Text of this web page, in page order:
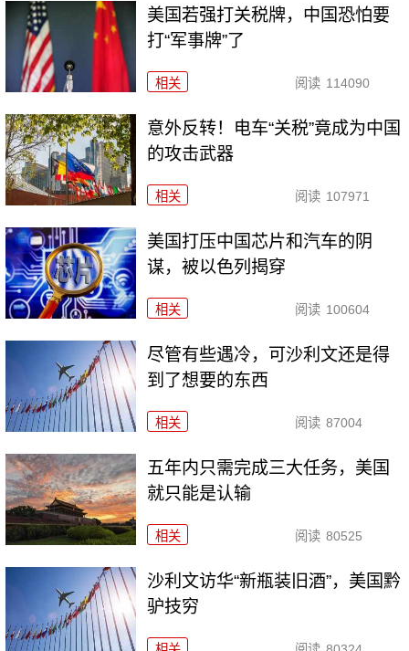
美国若强打关税牌，中国恐怕要
打“军事牌”了
相关 阅读 114090
意外反转！电车“关税”竟成为中国
的攻击武器
相关 阅读 107971
美国打压中国芯片和汽车的阴
谋，被以色列揭穿
相关 阅读 100604
尽管有些遇冷，可沙利文还是得
到了想要的东西
相关 阅读 87004
五年内只需完成三大任务，美国
就只能是认输
相关 阅读 80525
沙利文访华“新瓶装旧酒”，美国黔
驴技穷